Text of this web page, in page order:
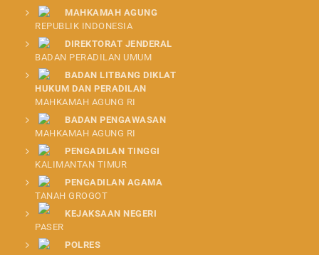
MAHKAMAH AGUNG
REPUBLIK INDONESIA
DIREKTORAT JENDERAL
BADAN PERADILAN UMUM
BADAN LITBANG DIKLAT
HUKUM DAN PERADILAN
MAHKAMAH AGUNG RI
BADAN PENGAWASAN
MAHKAMAH AGUNG RI
PENGADILAN TINGGI
KALIMANTAN TIMUR
PENGADILAN AGAMA
TANAH GROGOT
KEJAKSAAN NEGERI
PASER
POLRES